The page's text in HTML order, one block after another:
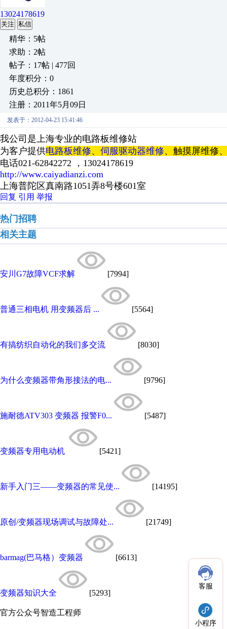
13024178619
关注 私信
精华：5帖
求助：2帖
帖子：17帖 | 477回
年度积分：0
历史总积分：1861
注册：2011年5月09日
发表于：2012-04-23 15:41:46
我公司是上海专业的电路板维修站
为客户提供电路板维修、 伺服驱动器维修、触摸屏维修
电话021-62842272 ，13024178619
http://www.caiyadianzi.com
上海普陀区真南路1051弄8号楼601室
回复 引用 举报
热门招聘
相关主题
安川G7故障VCF求解 [7994]
普通三相电机 用变频器后 ... [5564]
有搞纺织自动化的我们多交流 [8030]
为什么变频器带角形接法的电... [9796]
施耐德ATV303 变频器 报警F0... [5487]
变频器专用电动机 [5421]
新手入门三——变频器的常见使... [14195]
原创/变频器现场调试与故障处... [21749]
barmag(巴马格）变频器 [6613]
变频器知识大全 [5293]
官方公众号智造工程师
客服
小程序